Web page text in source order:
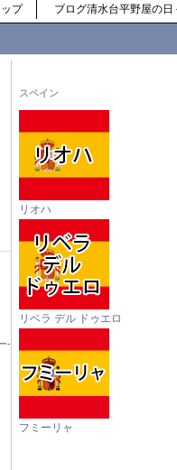
プ ブログ清水台平野屋の日
-
スペイン
リオハ
リベラ デル ドゥエロ
フミーリャ